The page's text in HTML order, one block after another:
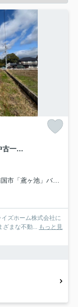
「木の香りが広がる家」南国市上野田 中古一戸建て
鳶ヶ池」バス停下車 徒歩15分
ズホーム株式会社に
ざまな不動... もっと見